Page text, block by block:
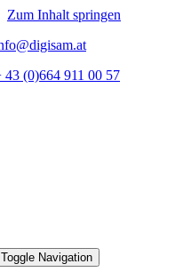
Zum Inhalt springen
43 (0)664 911 00 57
Toggle Navigation